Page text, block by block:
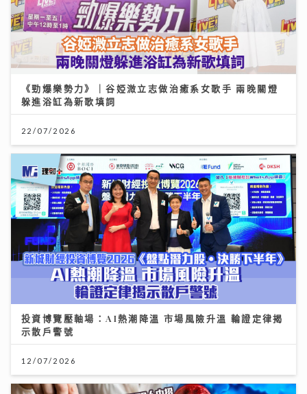
《勁爆樂勢力》｜谷婭溦立志做治癒系女歌手 兩晚關燈
躲進浴缸為新歌填詞
22/07/2026
投資博覽壓軸場：AI熱潮降溫 市場風險升溫 輪證定律揭
示散戶警號
12/07/2026